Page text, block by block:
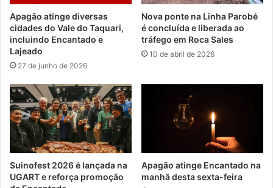
Apagão atinge diversas
cidades do Vale do Taquari,
incluindo Encantado e
Lajeado
27 de junho de 2026
Nova ponte na Linha Parobé
é concluída e liberada ao
tráfego em Roca Sales
10 de abril de 2026
Suinofest 2026 é lançada na
UGART e reforça promoção
Apagão atinge Encantado na
manhã desta sexta-feira